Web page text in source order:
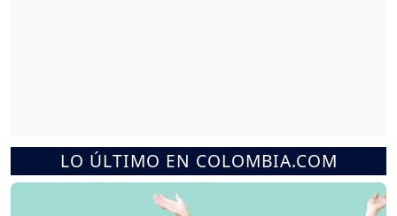
LO ÚLTIMO EN COLOMBIA.COM